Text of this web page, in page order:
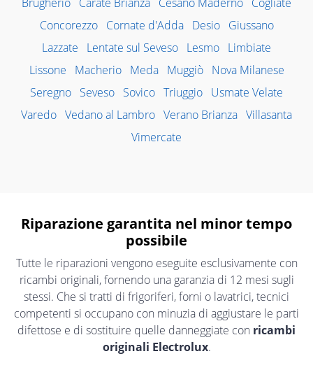
Concorezzo
Cornate d'Adda Desio
Giussano
Lazzate
Lentate sul Seveso Lesmo Limbiate
Lissone
Macherio Meda Muggiò
Nova Milanese
Seregno Seveso Sovico Triuggio Usmate Velate
Varedo Vedano al Lambro Verano Brianza Villasanta
Vimercate
Riparazione garantita nel minor tempo
possibile
Tutte le riparazioni vengono eseguite esclusivamente con
ricambi originali, fornendo una garanzia di 12 mesi sugli
stessi. Che si tratti di frigoriferi, forni o lavatrici, tecnici
competenti si occupano con minuzia di aggiustare le parti
difettose e di sostituire quelle danneggiate con ricambi
originali Electrolux.